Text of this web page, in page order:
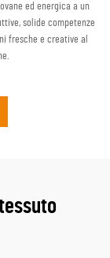
ed energica a un
solide competenze
fresche e creative al